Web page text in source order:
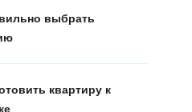
выбрать
квартиру к